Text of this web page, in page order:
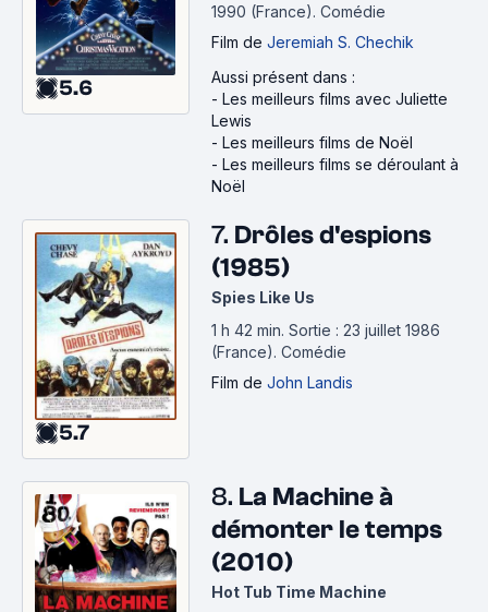
5.6
1990 (France). Comédie
Film de Jeremiah S. Chechik
Aussi présent dans :
- Les meilleurs films avec Juliette
Lewis
- Les meilleurs films de Noël
- Les meilleurs films se déroulant à
Noël
5.7
7. Drôles d'espions
(1985)
Spies Like Us
1 h 42 min. Sortie : 23 juillet 1986
(France). Comédie
Film de John Landis
8. La Machine à
démonter le temps
(2010)
Hot Tub Time Machine